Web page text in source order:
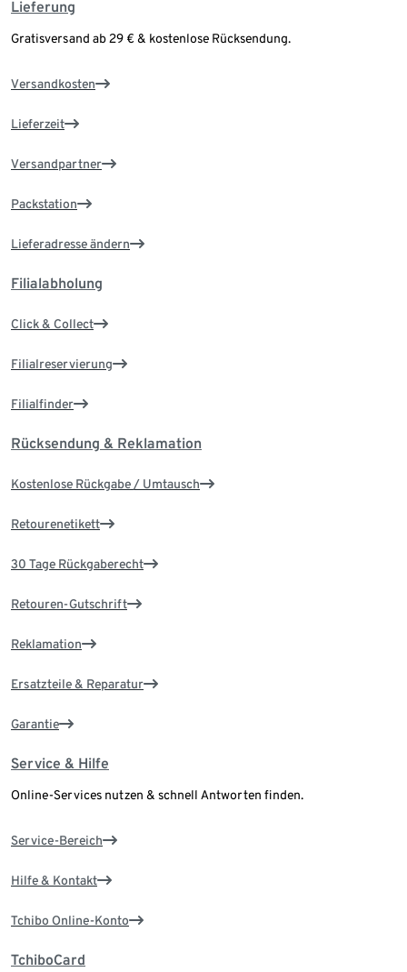
Lieferung
Gratisversand ab 29 € & kostenlose Rücksendung.
Versandkosten
Lieferzeit
Versandpartner
Packstation
Lieferadresse ändern
Filialabholung
Click & Collect
Filialreservierung
Filialfinder
Rücksendung & Reklamation
Kostenlose Rückgabe / Umtausch
Retourenetikett
30 Tage Rückgaberecht
Retouren-Gutschrift
Reklamation
Ersatzteile & Reparatur
Garantie
Service & Hilfe
Online-Services nutzen & schnell Antworten finden.
Service-Bereich
Hilfe & Kontakt
Tchibo Online-Konto
TchiboCard